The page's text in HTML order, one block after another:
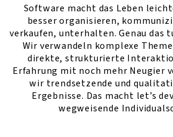
Software macht das Leben
besser organisieren,
verkaufen, unterhalten. Genau das
Wir verwandeln komplexe
direkte, strukturierte
Erfahrung mit noch mehr Neugier
wir trendsetzende und
Ergebnisse. Das macht let’s
wegweisende